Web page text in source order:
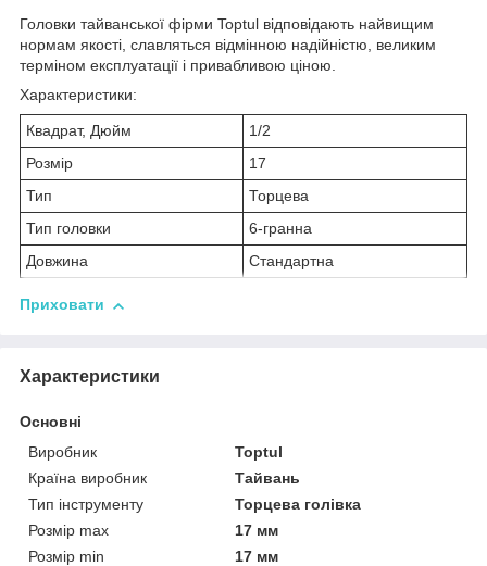
Головки тайванської фірми Toptul відповідають найвищим
нормам якості, славляться відмінною надійністю, великим
терміном експлуатації і привабливою ціною.
Характеристики:
Квадрат, Дюйм
1/2
Розмір
17
Тип
Торцева
Тип головки
6-гранна
Довжина
Стандартна
Приховати
Характеристики
Основні
Виробник
Toptul
Країна виробник
Тайвань
Тип інструменту
Торцева голівка
Розмір max
17 мм
Розмір min
17 мм